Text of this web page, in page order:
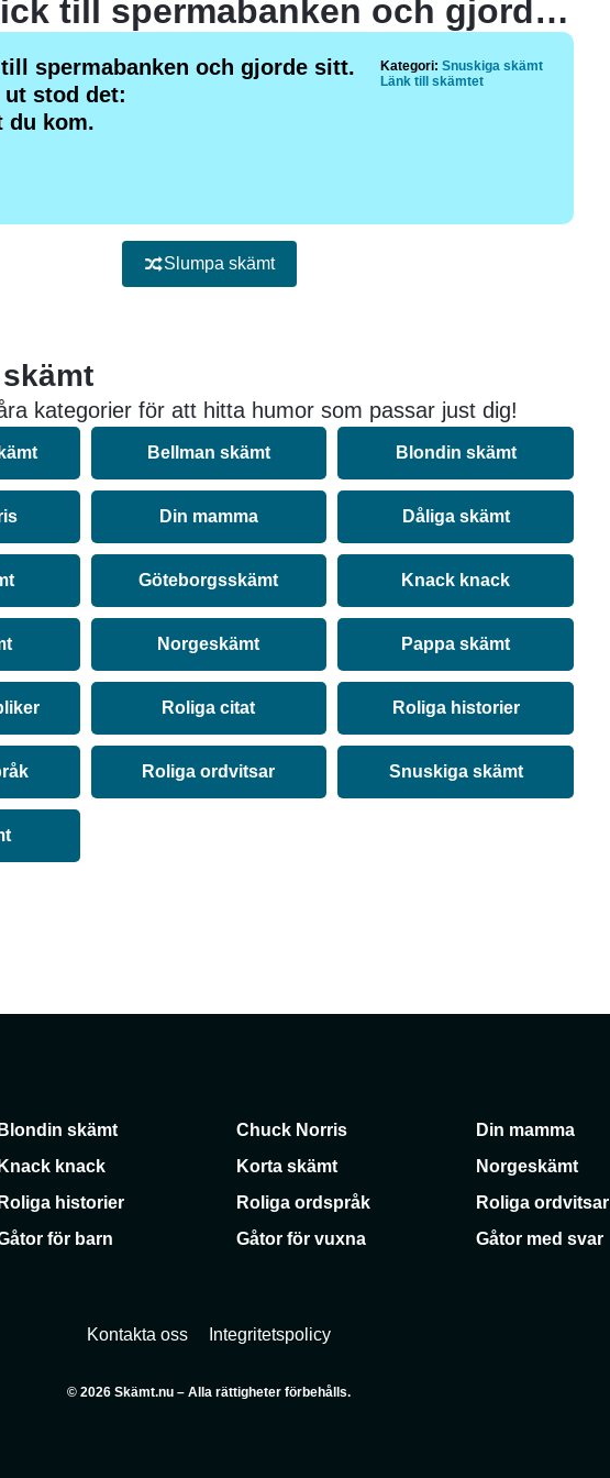
En kille gick till spermabanken och gjorde sitt.
spermabanken och gjorde sitt.
ut stod det:
du kom.
Kategori: Snuskiga skämt
Länk till skämtet
Slumpa skämt
kategorier för att hitta humor som passar just dig!
Bellman skämt Blondin skämt
Din mamma Dåliga skämt
Göteborgsskämt Knack knack
Norgeskämt Pappa skämt
Roliga citat Roliga historier
Roliga ordvitsar Snuskiga skämt
Blondin skämt Chuck Norris Din mamma
Knack knack Korta skämt Norgeskämt
Roliga historier Roliga ordspråk Roliga ordvitsar
för barn Gåtor för vuxna Gåtor med svar
Kontakta oss Integritetspolicy
© 2026 Skämt.nu – Alla rättigheter förbehålls.